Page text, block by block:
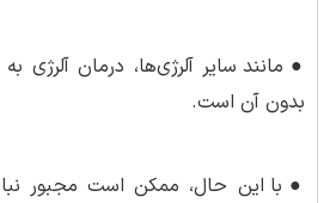
● مانند سایر آلرژی‌ها، درمان آلرژی
بدون آن است.
● با این حال، ممکن است مجبور